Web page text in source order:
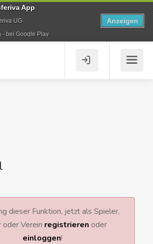
dieser Funktion, jetzt als Spieler,
oder Verein registrieren oder
einloggen!
App
UG
- bei Google Play
Anzeigen